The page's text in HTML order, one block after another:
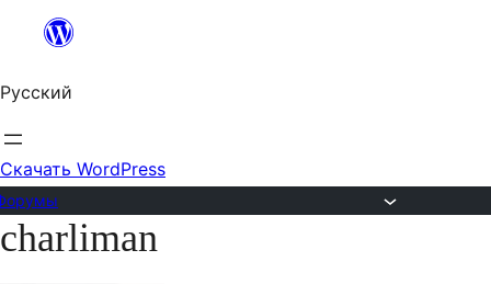
Перейти
содержимому
Русский
Скачать WordPress
Перейти
charliman